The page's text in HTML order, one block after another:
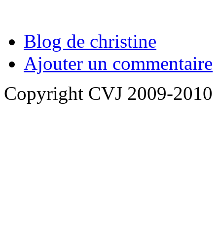
Blog de christine
Ajouter un commentaire
Copyright CVJ 2009-2010